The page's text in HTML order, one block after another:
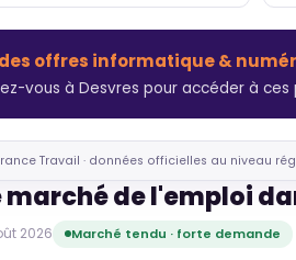
des offres informatique &
vous à Desvres pour accéder à
Travail · données officielles au niveau
marché de l'emploi
2026 Marché tendu · forte demande